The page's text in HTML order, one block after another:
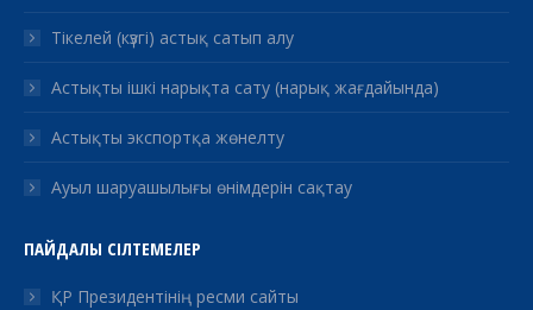
Тікелей (күзгі) астық сатып алу
Астықты ішкі нарықта сату (нарық жағдайында)
Астықты экспортқа жөнелту
Ауыл шаруашылығы өнімдерін сақтау
ПАЙДАЛЫ СІЛТЕМЕЛЕР
ҚР Президентінің ресми сайты